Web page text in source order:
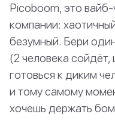
Picoboom, это
компании:
безумный. Бери
(2 человека
готовься к диким
и тому самому
хочешь держать